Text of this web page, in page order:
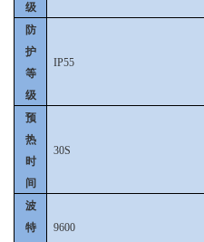
级
防
护
等
级
IP55
预
热
时
间
30S
波
特
9600